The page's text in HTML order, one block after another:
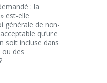
: la
est-elle
générale de non-
qu’une
soit incluse dans
ou des